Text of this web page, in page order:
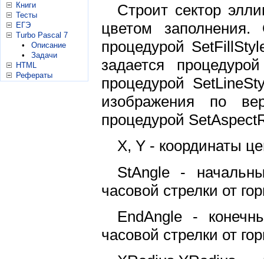
Книги
Тесты
ЕГЭ
Turbo Pascal 7
•
Описание
•
Задачи
HTML
Рефераты
Строит сектор
цветом
процедурой
задается
процедурой
изображения по
процедурой
X, Y - координаты
StAngle -
часовой стрелки от
EndAngle -
часовой стрелки от